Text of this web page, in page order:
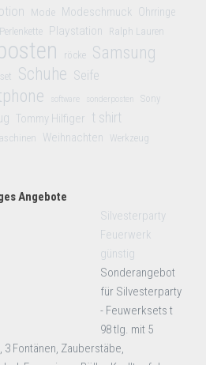
Mode Modeschmuck Ohrringe
Perlenkette Playstation Ralph Lauren
röcke Samsung
Schuhe Seife
software sonderposten Sony
Tommy Hilfiger t shirt
Weihnachten Werkzeug
Angebote
Silvesterparty
Feuerwerk
günstig
Sonderangebot
für Silvesterparty
- Feuwerksets t
98 tlg. mit 5
3 Fontänen, Zauberstäbe,